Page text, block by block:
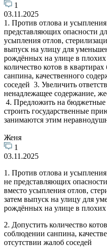
1
03.11.2025
1. Против отлова и
представляющих опасности
усыпления отлов,
выпуск на улицу для
рождённых на улице в
количество котов в
санпина, качественного
соседей 3. Увеличить
ненадлежащее содержание,
4. Предложить на бюджетные
строить государственные
занимаются этим
Женя
1
03.11.2025
1. Против отлова и
не представляющих
вместо усыпления отлов,
затем выпуск на улицу для
рождённых на улице в плохих
2. Допустить количество
соблюдении санпина,
отсутствии жалоб соседей